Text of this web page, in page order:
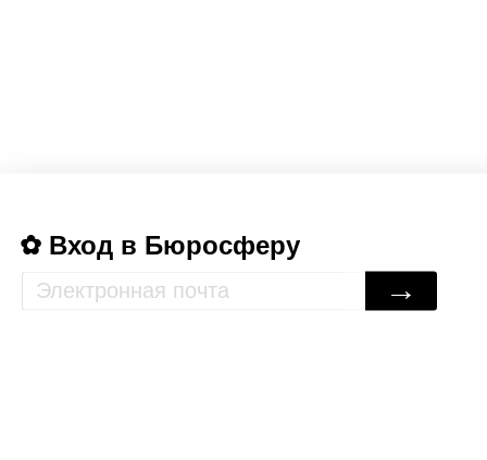
Вход в Бюросферу
→